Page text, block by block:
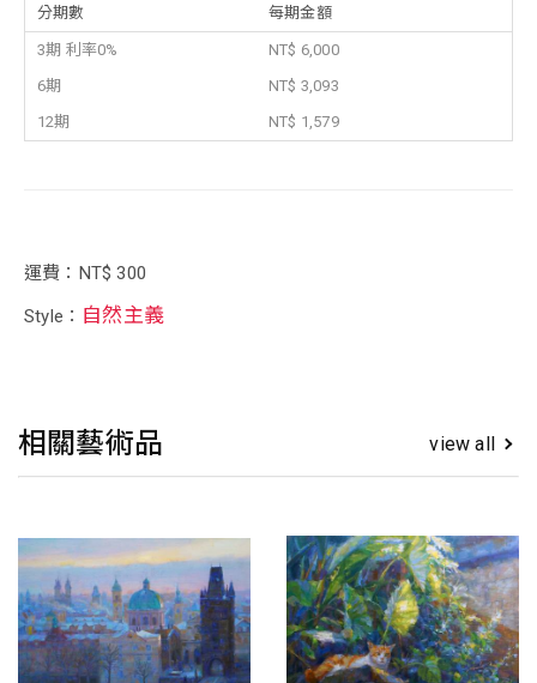
分期數 每期金額
3期 利率0%
NT$ 6,000
6期
NT$ 3,093
12期
NT$ 1,579
運費：NT$ 300
Style： 自然主義
相關藝術品 view all